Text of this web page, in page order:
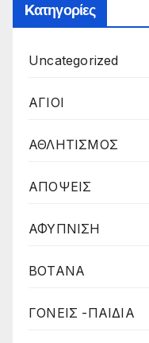
Kατηγορίες
Uncategorized
ΑΓΙΟΙ
ΑΘΛΗΤΙΣΜΟΣ
ΑΠΟΨΕΙΣ
ΑΦΥΠΝΙΣΗ
ΒΟΤΑΝΑ
ΓΟΝΕΙΣ -ΠΑΙΔΙΑ